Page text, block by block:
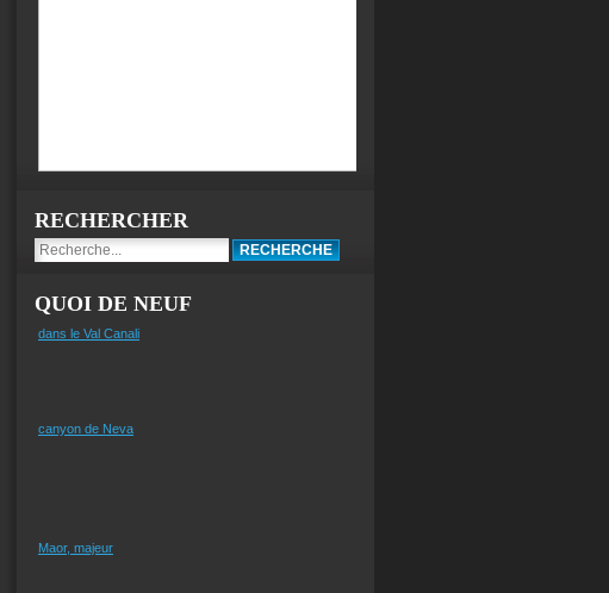
RECHERCHER
QUOI DE NEUF
dans le Val Canali
canyon de Neva
Maor, majeur